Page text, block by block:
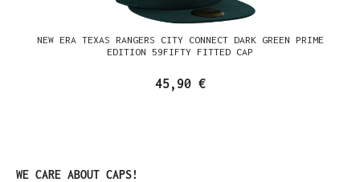
NEW ERA TEXAS RANGERS CITY CONNECT DARK GREEN PRIME
EDITION 59FIFTY FITTED CAP
45,90 €
Produktgalerie überspringen
WE CARE ABOUT CAPS!